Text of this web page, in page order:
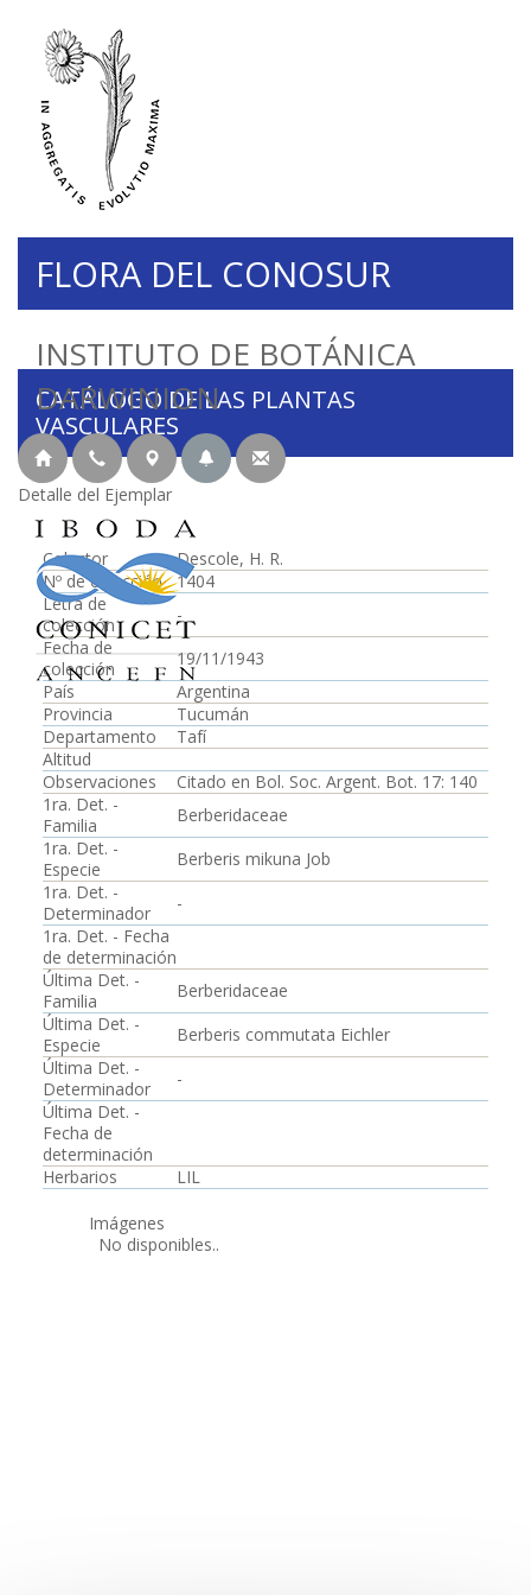
INSTITUTO DE BOTÁNICA
DARWINION
FLORA DEL CONOSUR
CATÁLOGO DE LAS PLANTAS
VASCULARES
Detalle del Ejemplar
Colector
Descole, H. R.
Nº de colección
1404
Letra de
colección
-
Fecha de
colección
19/11/1943
País
Argentina
Provincia
Tucumán
Departamento
Tafí
Altitud
Observaciones
Citado en Bol. Soc. Argent. Bot. 17: 140
1ra. Det. -
Familia
Berberidaceae
1ra. Det. -
Especie
Berberis mikuna Job
1ra. Det. -
Determinador
-
1ra. Det. - Fecha
de determinación
Última Det. -
Familia
Berberidaceae
Última Det. -
Especie
Berberis commutata Eichler
Última Det. -
Determinador
-
Última Det. -
Fecha de
determinación
Herbarios
LIL
Imágenes
No disponibles..